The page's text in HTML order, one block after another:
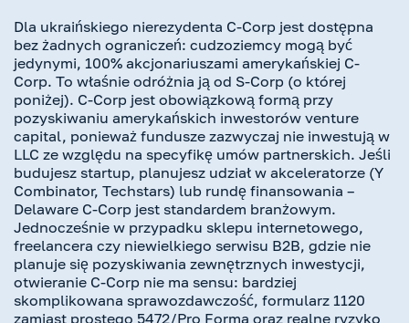
Dla ukraińskiego nierezydenta C-Corp jest dostępna
bez żadnych ograniczeń: cudzoziemcy mogą być
jedynymi, 100% akcjonariuszami amerykańskiej C-
Corp. To właśnie odróżnia ją od S-Corp (o której
poniżej). C-Corp jest obowiązkową formą przy
pozyskiwaniu amerykańskich inwestorów venture
capital, ponieważ fundusze zazwyczaj nie inwestują w
LLC ze względu na specyfikę umów partnerskich. Jeśli
budujesz startup, planujesz udział w akceleratorze (Y
Combinator, Techstars) lub rundę finansowania –
Delaware C-Corp jest standardem branżowym.
Jednocześnie w przypadku sklepu internetowego,
freelancera czy niewielkiego serwisu B2B, gdzie nie
planuje się pozyskiwania zewnętrznych inwestycji,
otwieranie C-Corp nie ma sensu: bardziej
skomplikowana sprawozdawczość, formularz 1120
zamiast prostego 5472/Pro Forma oraz realne ryzyko